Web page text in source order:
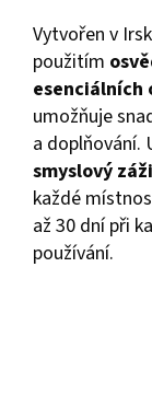
Vytvořen v
použitím
esenciálních
umožňuje
a doplňování.
smyslový
každé
až 30 dní při
používání.